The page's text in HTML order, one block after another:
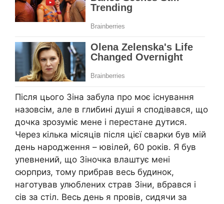
Після цього Зіна забула про моє існування
назовсім, але в глибині душі я сподівався, що
дочка зрозуміє мене і перестане дутися.
Через кілька місяців після цієї сварки був мій
день народження – ювілей, 60 років. Я був
упевнений, що Зіночка влаштує мені
сюрприз, тому прибрав весь будинок,
наготував улюблених страв Зіни, вбрався і
сів за стіл. Весь день я провів, сидячи за